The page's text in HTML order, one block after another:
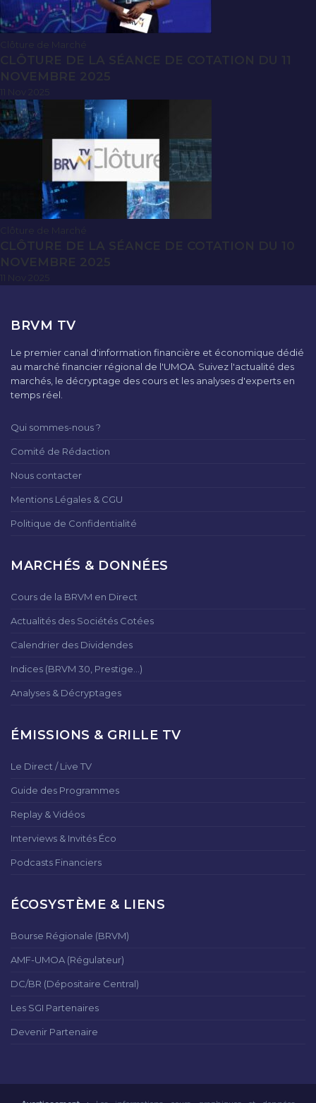
CLÔTURE DE LA SÉANCE DE COTATION DU 11
NOVEMBRE 2025
CLÔTURE DE LA SÉANCE DE COTATION DU 10
NOVEMBRE 2025
BRVM TV
Le premier canal d'information financière et économique dédié
au marché financier régional de l'UMOA. Suivez l'actualité des
marchés, le décryptage des cours et les analyses d'experts en
temps réel.
Qui sommes-nous ?
Comité de Rédaction
Nous contacter
Mentions Légales & CGU
Politique de Confidentialité
MARCHÉS & DONNÉES
Cours de la BRVM en Direct
Actualités des Sociétés Cotées
Calendrier des Dividendes
Indices (BRVM 30, Prestige...)
Analyses & Décryptages
ÉMISSIONS & GRILLE TV
Le Direct / Live TV
Guide des Programmes
Replay & Vidéos
Interviews & Invités Éco
Podcasts Financiers
ÉCOSYSTÈME & LIENS
Bourse Régionale (BRVM)
AMF-UMOA (Régulateur)
DC/BR (Dépositaire Central)
Les SGI Partenaires
Devenir Partenaire